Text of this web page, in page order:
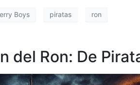
Boys piratas ron
del Ron: De